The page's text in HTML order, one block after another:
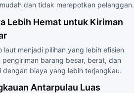
dan tidak merepotkan pelanggan.
Lebih Hemat untuk Kiriman
laut menjadi pilihan yang lebih efisien
pengiriman barang besar, berat, dan
dengan biaya yang lebih terjangkau.
Antarpulau Luas